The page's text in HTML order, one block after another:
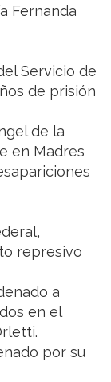
Fernanda
Servicio de
de prisión
de la
en Madres
represivo
a
en el
por su